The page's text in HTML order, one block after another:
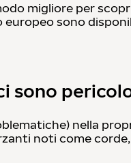
migliore per
europeo sono
nella
noti come